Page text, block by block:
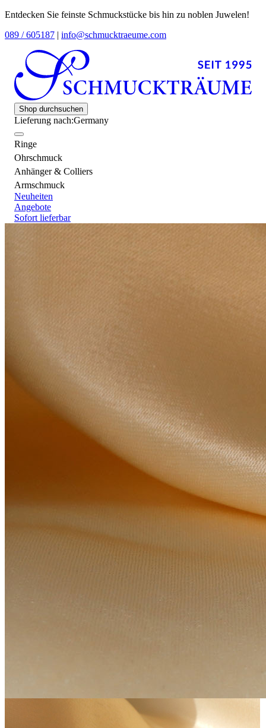
Entdecken Sie feinste Schmuckstücke bis hin zu noblen Juwelen!
089 / 605187 | info@schmucktraeume.com
Shop durchsuchen
Lieferung nach:Germany
Ringe
Ohrschmuck
Anhänger & Colliers
Armschmuck
Neuheiten
Angebote
Sofort lieferbar